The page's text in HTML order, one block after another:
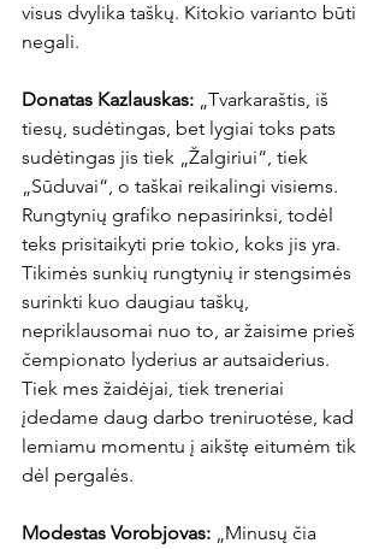
visus dvylika taškų. Kitokio varianto būti
negali.
Donatas Kazlauskas: „Tvarkaraštis, iš
tiesų, sudėtingas, bet lygiai toks pats
sudėtingas jis tiek „Žalgiriui“, tiek
„Sūduvai“, o taškai reikalingi visiems.
Rungtynių grafiko nepasirinksi, todėl
teks prisitaikyti prie tokio, koks jis yra.
Tikimės sunkių rungtynių ir stengsimės
surinkti kuo daugiau taškų,
nepriklausomai nuo to, ar žaisime prieš
čempionato lyderius ar autsaiderius.
Tiek mes žaidėjai, tiek treneriai
įdedame daug darbo treniruotėse, kad
lemiamu momentu į aikštę eitumėm tik
dėl pergalės.
Modestas Vorobjovas: „Minusų čia